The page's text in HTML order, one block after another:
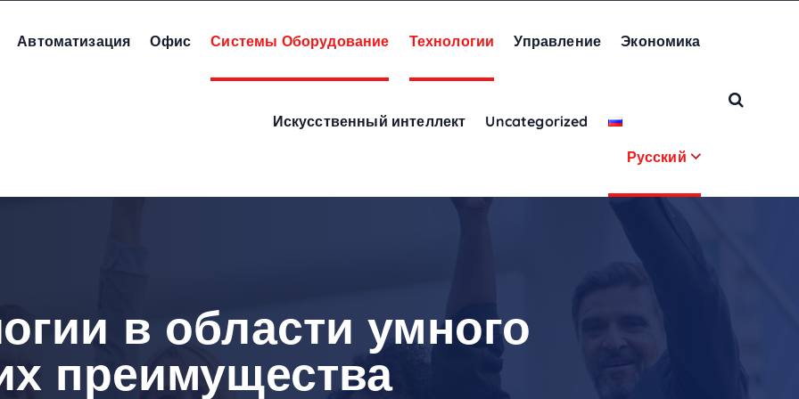
Автоматизация Офис Системы Оборудование Технологии Управление Экономика
Искусственный интеллект
Uncategorized
Русский
в области умного
преимущества